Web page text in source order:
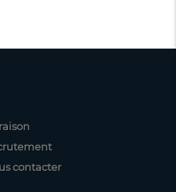
contacter